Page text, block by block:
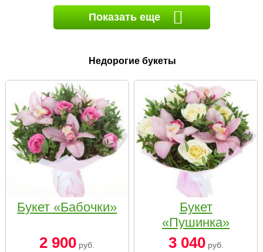
Показать еще
Недорогие букеты
Букет «Бабочки»
2 900 руб.
Букет
«Пушинка»
3 040руб.